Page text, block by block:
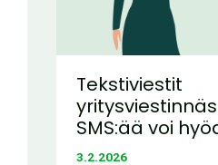
Tekstiviestit
SMS:ää voi
3.2.2026